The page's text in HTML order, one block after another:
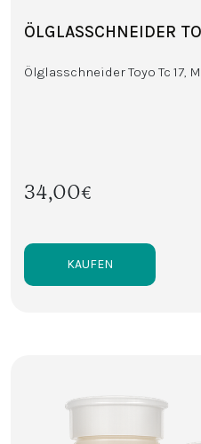
ÖLGLASSCHNEIDER
Ölglasschneider Toyo Tc 17,
34,00€
KAUFEN